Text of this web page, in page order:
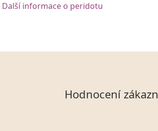
Další informace o peridotu
Hodnocení